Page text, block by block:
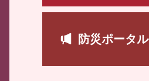
防災ポータル